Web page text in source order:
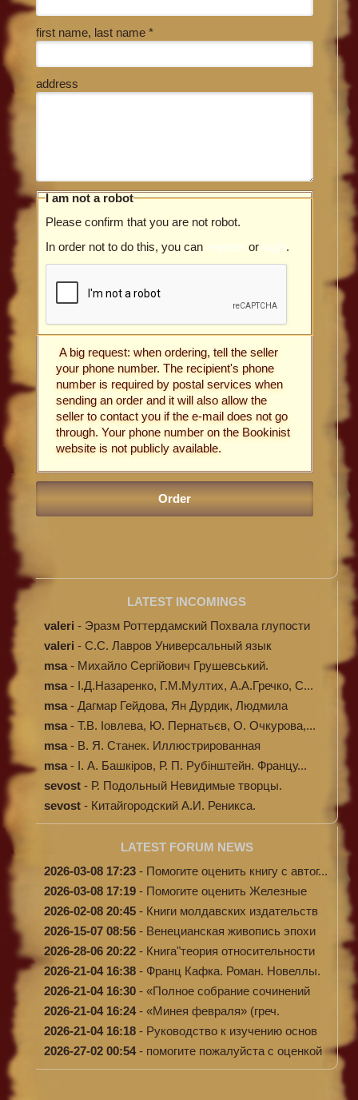
first name, last name *
address
I am not a robot
Please confirm that you are not robot.
In order not to do this, you can register or login.
A big request: when ordering, tell the seller
your phone number. The recipient's phone
number is required by postal services when
sending an order and it will also allow the
seller to contact you if the e-mail does not go
through. Your phone number on the Bookinist
website is not publicly available.
LATEST INCOMINGS
valeri - Эразм Роттердамский Похвала глупости
valeri - C.С. Лавров Универсальный язык
программи...
msa - Михайло Сергійович Грушевський.
Ілюстров...
msa - І.Д.Назаренко, Г.М.Мултих, А.А.Гречко, С...
msa - Дагмар Гейдова, Ян Дурдик, Людмила
Кибал...
msa - Т.В. Іовлева, Ю. Пернатьєв, О. Очкурова,...
msa - В. Я. Станек. Иллюстрированная
энциклопе...
msa - І. А. Башкіров, Р. П. Рубінштейн. Францу...
sevost - Р. Подольный Невидимые творцы.
sevost - Китайгородский А.И. Реникса.
LATEST FORUM NEWS
2026-03-08 17:23 - Помогите оценить книгу с автог...
2026-03-08 17:19 - Помогите оценить Железные
доро...
2026-02-08 20:45 - Книги молдавских издательств
2026-15-07 08:56 - Венецианская живопись эпохи
Во...
2026-28-06 20:22 - Книга"теория относительности
и...
2026-21-04 16:38 - Франц Кафка. Роман. Новеллы.
П...
2026-21-04 16:30 - «Полное собрание сочинений
А.Н...
2026-21-04 16:24- «Минея февраля» (греч.
Μηναίον...
2026-21-04 16:18 - Руководство к изучению основ
к...
2026-27-02 00:54- помогите пожалуйста с оценкой
...